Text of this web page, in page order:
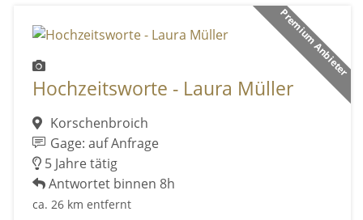
Premium Anbieter
Hochzeitsworte - Laura Müller
Korschenbroich
Gage: auf Anfrage
5 Jahre tätig
Antwortet binnen 8h
ca. 26 km entfernt